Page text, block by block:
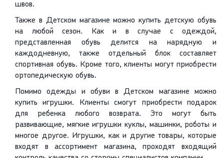
швов.
Также в Детском магазине можно купить детскую обувь
на любой сезон. Как и в случае с одеждой,
представленная обувь делится на нарядную и
каждодневную, также отдельный блок составляет
спортивная обувь. Кроме того, клиенты могут приобрести
ортопедическую обувь.
Помимо одежды и обуви в Детском магазине можно
купить игрушки. Клиенты смогут приобрести подарок
для ребенка любого возврата. Это могут быть
развивающие, мягкие игрушки куклы, машинки, роботы и
многое другое. Игрушки, как и другие товары, которые
входят в ассортимент магазина, проходят входящий